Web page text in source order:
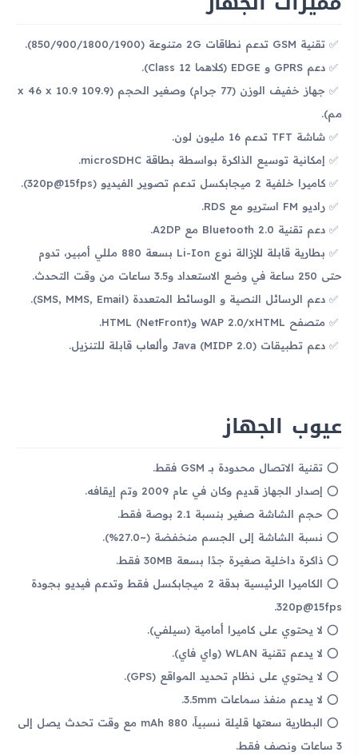
تقنية GSM تدعم نطاقات 2G متنوعة (850/900/1800/1900).
دعم GPRS و EDGE (كلاهما Class 12).
جهاز خفيف الوزن (77 جرام) وصغير الحجم (109.9 x 46 x 10.9
مم).
شاشة TFT تدعم 16 مليون لون.
إمكانية توسيع الذاكرة بواسطة بطاقة microSDHC.
كاميرا خلفية 2 ميجابكسل تدعم تصوير الفيديو (320p@15fps).
راديو FM استريو مع RDS.
دعم تقنية Bluetooth 2.0 مع A2DP.
بطارية قابلة للإزالة نوع Li-Ion بسعة 880 مللي أمبير، تدوم
حتى 250 ساعة في وضع الاستعداد و3.5 ساعات من وقت التحدث.
دعم الرسائل النصية و الوسائط المتعددة (SMS, MMS, Email).
متصفح WAP 2.0/xHTML وHTML (NetFront).
دعم تطبيقات Java (MIDP 2.0) وألعاب قابلة للتنزيل.
عيوب الجهاز
تقنية الاتصال محدودة بـ GSM فقط.
إصدار الجهاز قديم وكان في عام 2009 وتم إيقافه.
حجم الشاشة صغير بنسبة 2.1 بوصة فقط.
نسبة الشاشة إلى الجسم منخفضة (~27.0%).
ذاكرة داخلية صغيرة جدًا بسعة 30MB فقط.
الكاميرا الرئيسية بدقة 2 ميجابكسل فقط وتدعم فيديو بجودة
320p@15fps.
لا يحتوي على كاميرا أمامية (سيلفي).
لا يدعم تقنية WLAN (واي فاي).
لا يحتوي على نظام تحديد المواقع (GPS).
لا يدعم منفذ سماعات 3.5mm.
البطارية سعتها قليلة نسبياً، 880 mAh مع وقت تحدث يصل إلى
3 ساعات ونصف فقط.